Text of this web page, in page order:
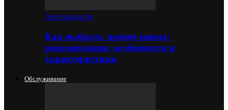
Автозапчасти
Как выбрать зимние шины:
рекомендации, особенности и
характеристики
Обслуживание